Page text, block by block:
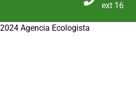
ext 16
2024 Agencia Ecologista